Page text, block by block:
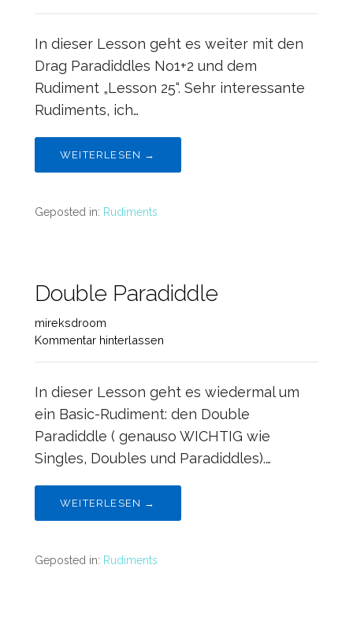
In dieser Lesson geht es weiter mit den
Drag Paradiddles No1+2 und dem
Rudiment „Lesson 25“. Sehr interessante
Rudiments, ich…
WEITERLESEN →
Geposted in: Rudiments
Double Paradiddle
mireksdroom
Kommentar hinterlassen
In dieser Lesson geht es wiedermal um
ein Basic-Rudiment: den Double
Paradiddle ( genauso WICHTIG wie
Singles, Doubles und Paradiddles).…
WEITERLESEN →
Geposted in: Rudiments